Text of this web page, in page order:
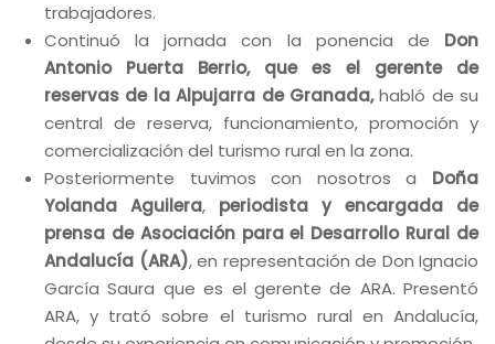
trabajadores.
Continuó la jornada con la ponencia de Don
Antonio Puerta Berrio, que es el gerente de
reservas de la Alpujarra de Granada,habló de su
central de reserva, funcionamiento, promoción y
comercialización del turismo rural en la zona.
Posteriormente tuvimos con nosotros a Doña
Yolanda Aguilera, periodista y encargada de
prensa de Asociación para el Desarrollo Rural de
Andalucía (ARA), en representación de Don Ignacio
García Saura que es el gerente de ARA. Presentó
ARA, y trató sobre el turismo rural en Andalucía,